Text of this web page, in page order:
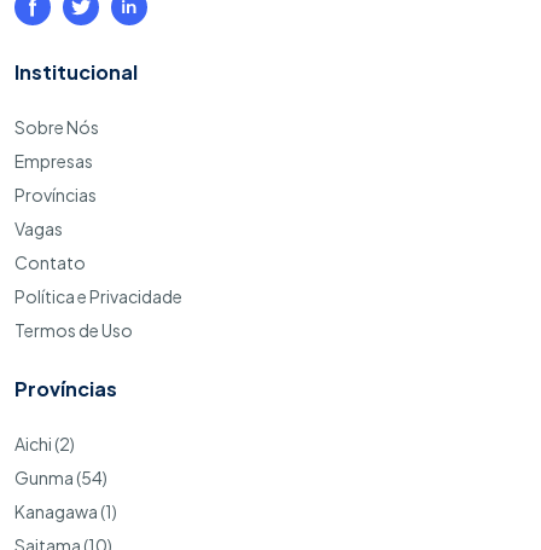
Institucional
Sobre Nós
Empresas
Províncias
Vagas
Contato
Política e Privacidade
Termos de Uso
Províncias
Aichi (2)
Gunma (54)
Kanagawa (1)